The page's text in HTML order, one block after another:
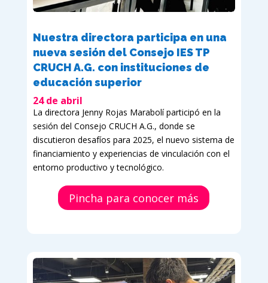
Nuestra directora participa en una
nueva sesión del Consejo IES TP
CRUCH A.G. con instituciones de
educación superior
24 de abril
La directora Jenny Rojas Marabolí participó en la
sesión del Consejo CRUCH A.G., donde se
discutieron desafíos para 2025, el nuevo sistema de
financiamiento y experiencias de vinculación con el
entorno productivo y tecnológico.
Pincha para conocer más